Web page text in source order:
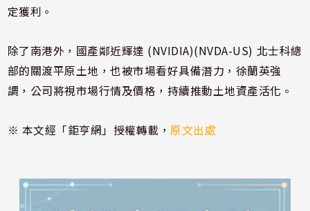
定獲利。
除了南港外，國產鄰近輝達 (NVIDIA)(NVDA-US) 北士科總
部的關渡平原土地，也被市場看好具備潛力，徐蘭英強
調，公司將視市場行情及價格，持續推動土地資產活化。
※ 本文經「鉅亨網」授權轉載，原文出處